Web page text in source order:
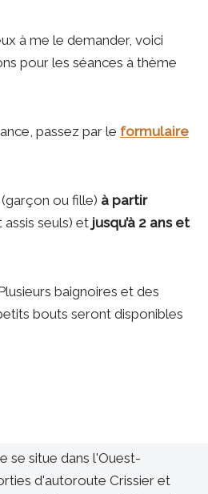
à me le demander, voici
pour les séances à thème
passez par le formulaire
ou fille) à partir
seuls) et jusqu’à 2 ans et
baignoires et des
bouts seront disponibles
se situe dans l'Ouest-
d'autoroute Crissier et